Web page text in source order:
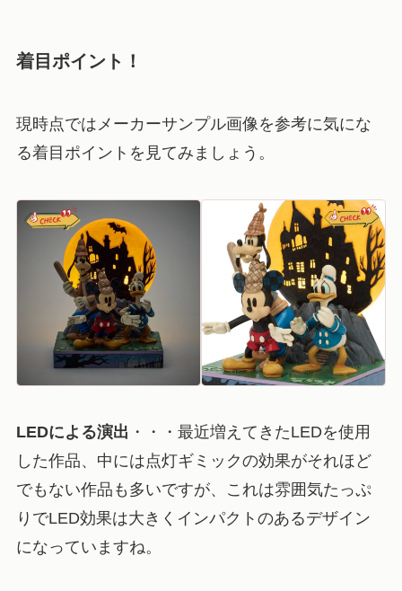
着目ポイント！
現時点ではメーカーサンプル画像を参考に気にな
る着目ポイントを見てみましょう。
LEDによる演出 ・・・最近増えてきたLEDを使用
した作品、中には点灯ギミックの効果がそれほど
でもない作品も多いですが、これは雰囲気たっぷ
りでLED効果は大きくインパクトのあるデザイン
になっていますね。